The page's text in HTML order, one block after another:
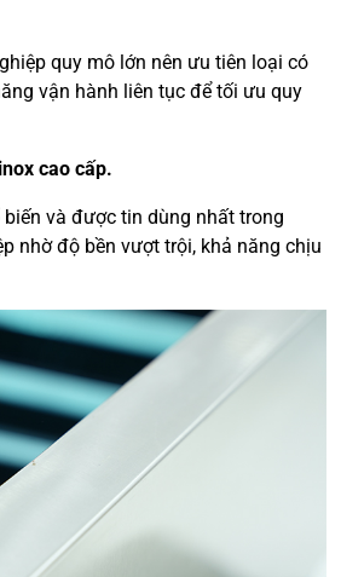
quy mô lớn nên ưu tiên loại có
vận hành liên tục để tối ưu quy
cao cấp.
và được tin dùng nhất trong
nhờ độ bền vượt trội, khả năng chịu